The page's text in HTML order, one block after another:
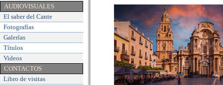
AUDIOVISUALES
El saber del Cante
Fotografías
Galerías
Títulos
Videos
CONTACTOS
Libro de visitas